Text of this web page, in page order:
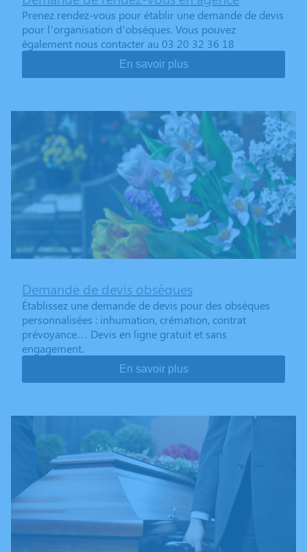
Prenez rendez-vous pour établir une demande de devis
pour l’organisation d’obsèques. Vous pouvez
également nous contacter au 03 20 32 36 18
En savoir plus
Demande de devis obsèques
Établissez une demande de devis pour des obsèques
personnalisées : inhumation, crémation, contrat
prévoyance… Devis en ligne gratuit et sans
engagement.
En savoir plus